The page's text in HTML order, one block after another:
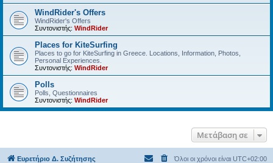
WindRider's Offers
WindRider's Offers
Συντονιστής: WindRider
Places for KiteSurfing
Places to go for KiteSurfing in Greece. Locations, Information, Photos,
Personal Experiences.
Συντονιστής: WindRider
Polls
Polls, Questionnaires
Συντονιστής: WindRider
Μετάβαση σε
Ευρετήριο Δ. Συζήτησης Όλοι οι χρόνοι είναι UTC+02:00